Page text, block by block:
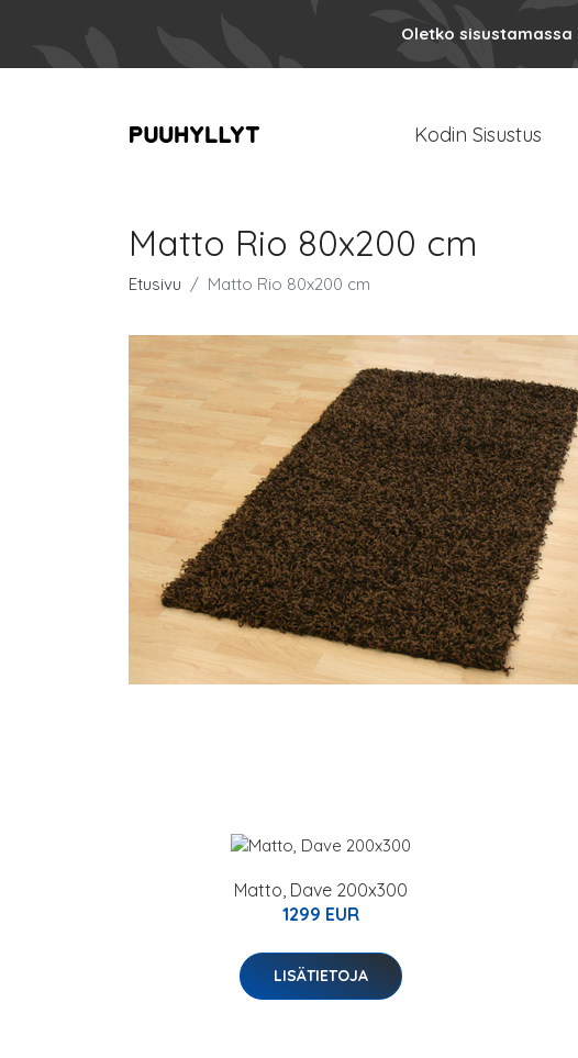
Oletko sisustamassa
Kodin Sisustus
Matto Rio 80x200 cm
Etusivu Matto Rio 80x200 cm
Matto, Dave 200x300
1299 EUR
LISÄTIETOJA